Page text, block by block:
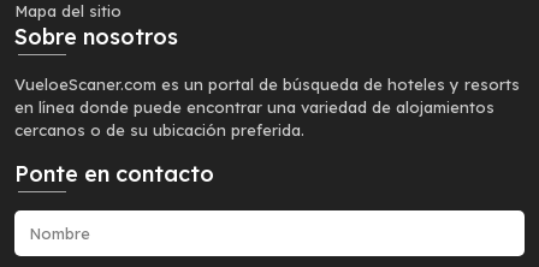
Mapa del sitio
Sobre nosotros
VueloeScaner.com es un portal de búsqueda de hoteles y resorts
en línea donde puede encontrar una variedad de alojamientos
cercanos o de su ubicación preferida.
Ponte en contacto